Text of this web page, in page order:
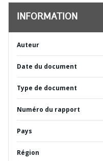
INFORMATION
Auteur
Date du document
Type de document
Numéro du rapport
Pays
Région